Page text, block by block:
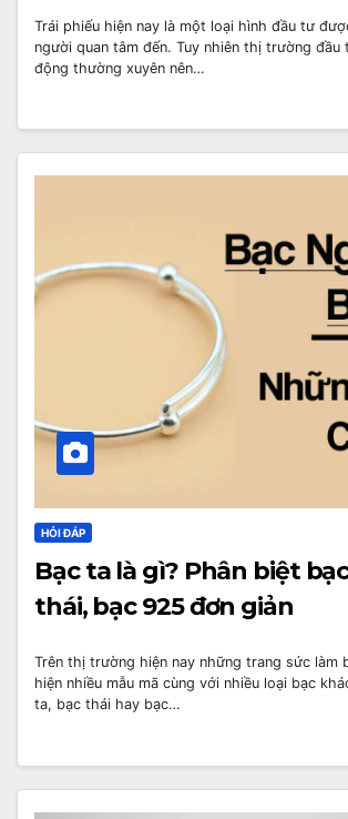
Trái phiếu hiện nay là một loại hình đầu tư
người quan tâm đến. Tuy nhiên thị trường đầu
động thường xuyên nên…
HỎI ĐÁP
Bạc ta là gì? Phân biệt
thái, bạc 925 đơn giản
Trên thị trường hiện nay những trang sức làm
hiện nhiều mẫu mã cùng với nhiều loại bạc
ta, bạc thái hay bạc…